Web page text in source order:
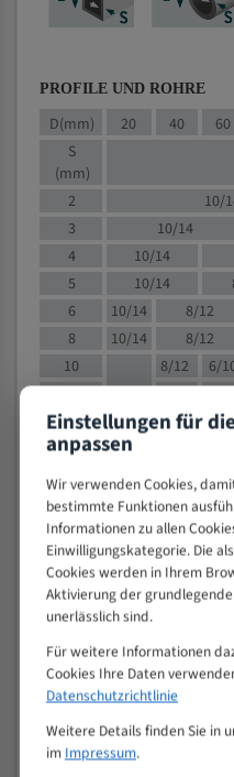
PROFILE UND ROHRE
D(mm) 20 40 60
S
(mm)
2
10/
3
10/14
4
10/14
5
10/14
6
10/14 8/12
8
10/14 8/12
10
8/12 6/
15
8/12 6/10
20
30
50
80
> 100
VOLLMATERIAL
M (mm)
Zoll (ZpZ))
>
25
10/14
15 - 40
8/12
25 - 50
Einstellungen für
anpassen
Wir verwenden Cookies,
bestimmte Funktionen
Informationen zu allen
Einwilligungskategorie. Die
Cookies werden in Ihrem
Aktivierung der
unerlässlich sind.
Für weitere Informationen
Cookies Ihre Daten
Datenschutzrichtlinie
Weitere Details finden Sie in
im Impressum.